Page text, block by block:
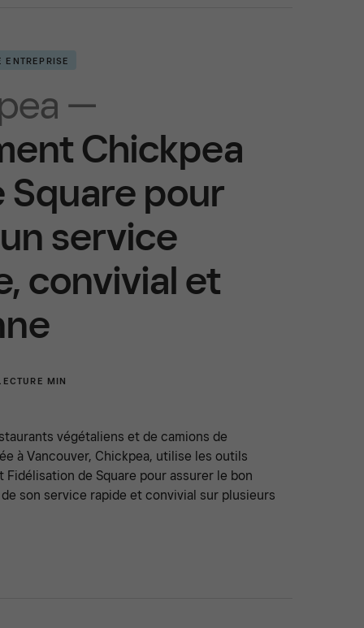
ENTREPRISE
—
Chickpea
Square pour
service
convivial et
MIN
végétaliens et de camions de
à Vancouver, Chickpea, utilise les outils
Fidélisation de Square pour assurer le bon
son service rapide et convivial sur plusieurs